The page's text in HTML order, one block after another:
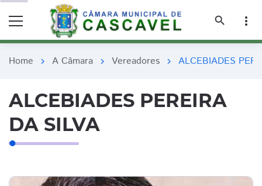
search
more_vert
Home chevron_right A Câmara chevron_right Vereadores chevron_right ALCEBIADES
ALCEBIADES PEREIRA
DA SILVA